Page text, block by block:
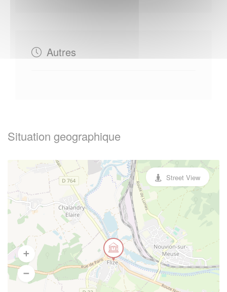
Autres
Situation geographique
Street View